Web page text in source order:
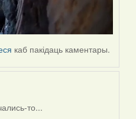
каб пакідаць каментары.
то...